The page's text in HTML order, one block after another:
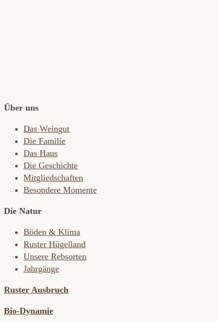
Über uns
Das Weingut
Die Familie
Das Haus
Die Geschichte
Mitgliedschaften
Besondere Momente
Die Natur
Böden & Klima
Ruster Hügelland
Unsere Rebsorten
Jahrgänge
Ruster Ausbruch
Bio-Dynamie